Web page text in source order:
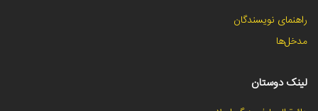
راهنمای نویسندگان
مدخل‌ها
لینک دوستان